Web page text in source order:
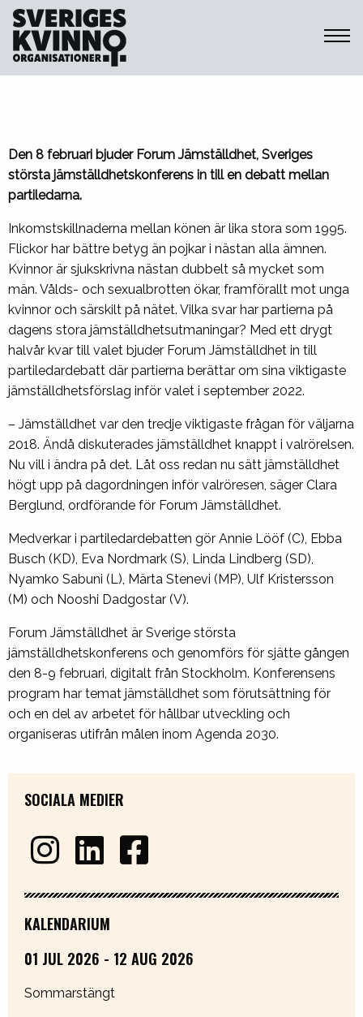
Sveriges Kvinnoorganisationer
Forum Jämställdhet bjuder in till
partiledardebatt inför valet 2022
Den 8 februari bjuder Forum Jämställdhet, Sveriges
största jämställdhetskonferens in till en debatt mellan
partiledarna.
Inkomstskillnaderna mellan könen är lika stora som 1995.
Flickor har bättre betyg än pojkar i nästan alla ämnen.
Kvinnor är sjukskrivna nästan dubbelt så mycket som
män. Vålds- och sexualbrotten ökar, framförallt mot unga
kvinnor och särskilt på nätet. Vilka svar har partierna på
dagens stora jämställdhetsutmaningar? Med ett drygt
halvår kvar till valet bjuder Forum Jämställdhet in till
partiledardebatt där partierna berättar om sina viktigaste
jämställdhetsförslag inför valet i september 2022.
– Jämställdhet var den tredje viktigaste frågan för väljarna
2018. Ändå diskuterades jämställdhet knappt i valrörelsen.
Nu vill i ändra på det. Låt oss redan nu sätt jämställdhet
högt upp på dagordningen inför valröresen, säger Clara
Berglund, ordförande för Forum Jämställdhet.
Medverkar i partiledardebatten gör Annie Lööf (C), Ebba
Busch (KD), Eva Nordmark (S), Linda Lindberg (SD),
Nyamko Sabuni (L), Märta Stenevi (MP), Ulf Kristersson
(M) och Nooshi Dadgostar (V).
Forum Jämställdhet är Sverige största
jämställdhetskonferens och genomförs för sjätte gången
den 8-9 februari, digitalt från Stockholm. Konferensens
program har temat jämställdhet som förutsättning för
och en del av arbetet för hållbar utveckling och
organiseras utifrån målen inom Agenda 2030.
SOCIALA MEDIER
KALENDARIUM
01 JUL 2026 - 12 AUG 2026
Sommarstängt